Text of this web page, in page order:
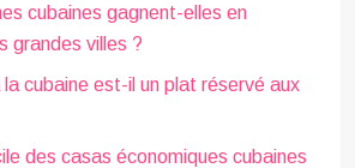
cubaines gagnent-elles en
grandes villes ?
la cubaine est-il un plat réservé aux
des casas économiques cubaines